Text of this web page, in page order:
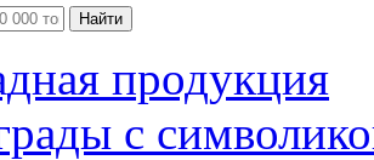
продукция
с